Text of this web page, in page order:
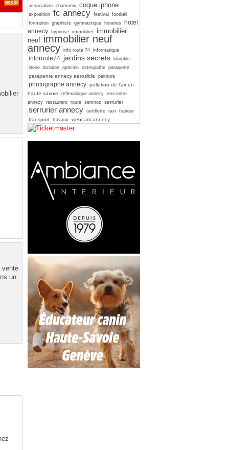
association chamonix coque iphone
exposition fc annecy festival
football
formation graphiste gymnastique horaires
hotel
annecy
hypnose immobilier immobilier
neuf immobilier neuf
annecy info route 74 informatique
inforoute74 jardins secrets
klorofile
literie
location opticien osteopathe parapente
parapente annecy aéroslide peinture
photographe annecy pollution de l'air en
haute savoie
reflexologue annecy rencontre
annecy restaurant route semnoz serrurier
serrurier annecy tartiflette taxi traiteur
transport travaux webcam annecy
vente
un